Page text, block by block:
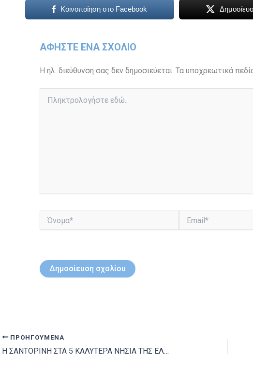
Κοινοποίηση στο Facebook
ΑΦΉΣΤΕ ΈΝΑ ΣΧΌΛΙΟ
Η ηλ. διεύθυνση σας δεν δημοσιεύεται. Τα υποχρεωτικά
εδώ..
ΠΡΟΗΓΟΎΜΕΝΑ
Η ΣΑΝΤΟΡΙΝΗ ΣΤΑ 5 ΚΑΛΥΤΕΡΑ ΝΗΣΙΑ ΤΗΣ ΕΛΛΑΔΑΣ